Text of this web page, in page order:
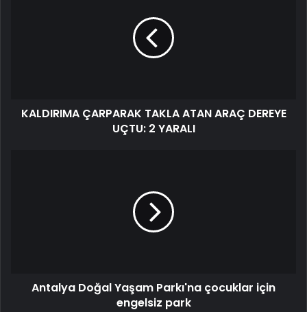
KALDIRIMA ÇARPARAK TAKLA ATAN ARAÇ DEREYE
UÇTU: 2 YARALI
Antalya Doğal Yaşam Parkı'na çocuklar için
engelsiz park